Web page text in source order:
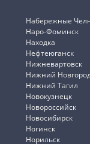
Набережные
Наро-Фоминск
Находка
Нефтеюганск
Нижневартовск
Нижний
Нижний Тагил
Новокузнецк
Новороссийск
Новосибирск
Ногинск
Норильск